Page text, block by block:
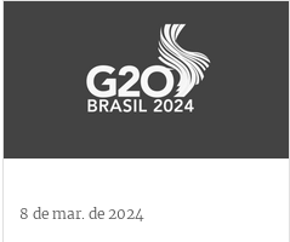
8 de mar. de 2024